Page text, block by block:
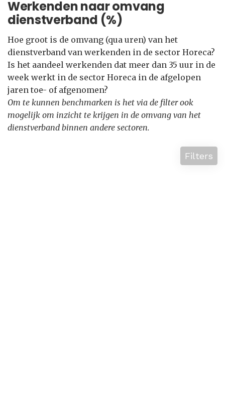
Werkenden naar omvang
dienstverband (%)
Hoe groot is de omvang (qua uren) van het
dienstverband van werkenden in de sector Horeca?
Is het aandeel werkenden dat meer dan 35 uur in de
week werkt in de sector Horeca in de afgelopen
jaren toe- of afgenomen?
Om te kunnen benchmarken is het via de filter ook
mogelijk om inzicht te krijgen in de omvang van het
dienstverband binnen andere sectoren.
Filters